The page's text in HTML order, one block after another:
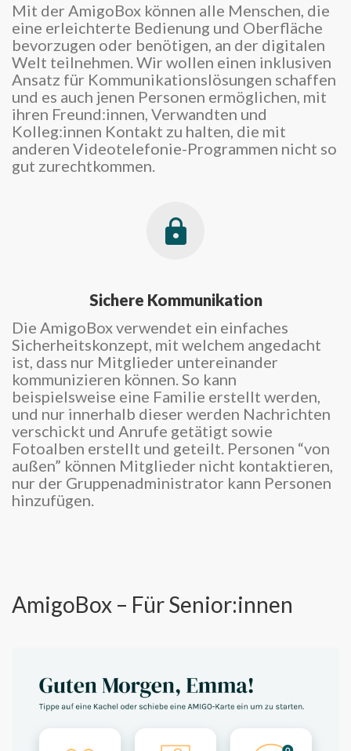
Mit der AmigoBox können alle Menschen, die
eine erleichterte Bedienung und Oberfläche
bevorzugen oder benötigen, an der digitalen
Welt teilnehmen. Wir wollen einen inklusiven
Ansatz für Kommunikationslösungen schaffen
und es auch jenen Personen ermöglichen, mit
ihren Freund:innen, Verwandten und
Kolleg:innen Kontakt zu halten, die mit
anderen Videotelefonie-Programmen nicht so
gut zurechtkommen.
Sichere Kommunikation
Die AmigoBox verwendet ein einfaches
Sicherheitskonzept, mit welchem angedacht
ist, dass nur Mitglieder untereinander
kommunizieren können. So kann
beispielsweise eine Familie erstellt werden,
und nur innerhalb dieser werden Nachrichten
verschickt und Anrufe getätigt sowie
Fotoalben erstellt und geteilt. Personen “von
außen” können Mitglieder nicht kontaktieren,
nur der Gruppenadministrator kann Personen
hinzufügen.
AmigoBox – Für Senior:innen